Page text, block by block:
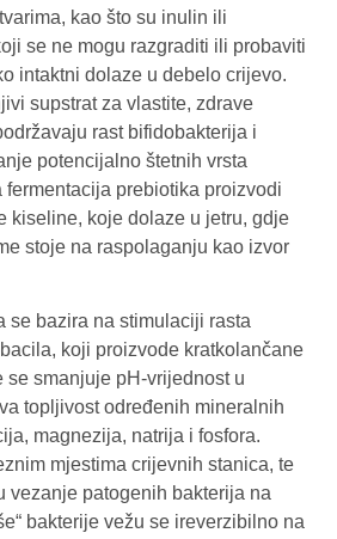
kao što su inulin ili
se ne mogu razgraditi ili probaviti
intaktni dolaze u debelo crijevo.
supstrat za vlastite, zdrave
rast bifidobakterija i
potencijalno štetnih vrsta
fermentacija prebiotika proizvodi
kiseline, koje dolaze u jetru, gdje
stoje na raspolaganju kao izvor
se bazira na stimulaciji rasta
koji proizvode kratkolančane
se smanjuje pH-vrijednost u
topljivost određenih mineralnih
magnezija, natrija i fosfora.
mjestima crijevnih stanica, te
vezanje patogenih bakterija na
bakterije vežu se ireverzibilno na